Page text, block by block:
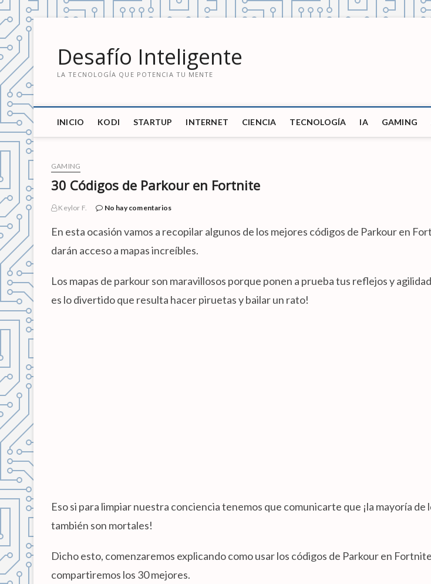
o
Desafío Inteligente
LA TECNOLOGÍA QUE POTENCIA TU MENTE
INICIO KODI STARTUP INTERNET CIENCIA TECNOLOGÍA IA GAMING
GAMING
30 Códigos de Parkour en Fortnite
Keylor F. No hay comentarios
En esta ocasión vamos a recopilar algunos de los mejores códigos de Parkour en
darán acceso a mapas increíbles.
Los mapas de parkour son maravillosos porque ponen a prueba tus reflejos y
es lo divertido que resulta hacer piruetas y bailar un rato!
Eso si para limpiar nuestra conciencia tenemos que comunicarte que ¡la mayoría de
también son mortales!
Dicho esto, comenzaremos explicando como usar los códigos de Parkour en
compartiremos los 30 mejores.